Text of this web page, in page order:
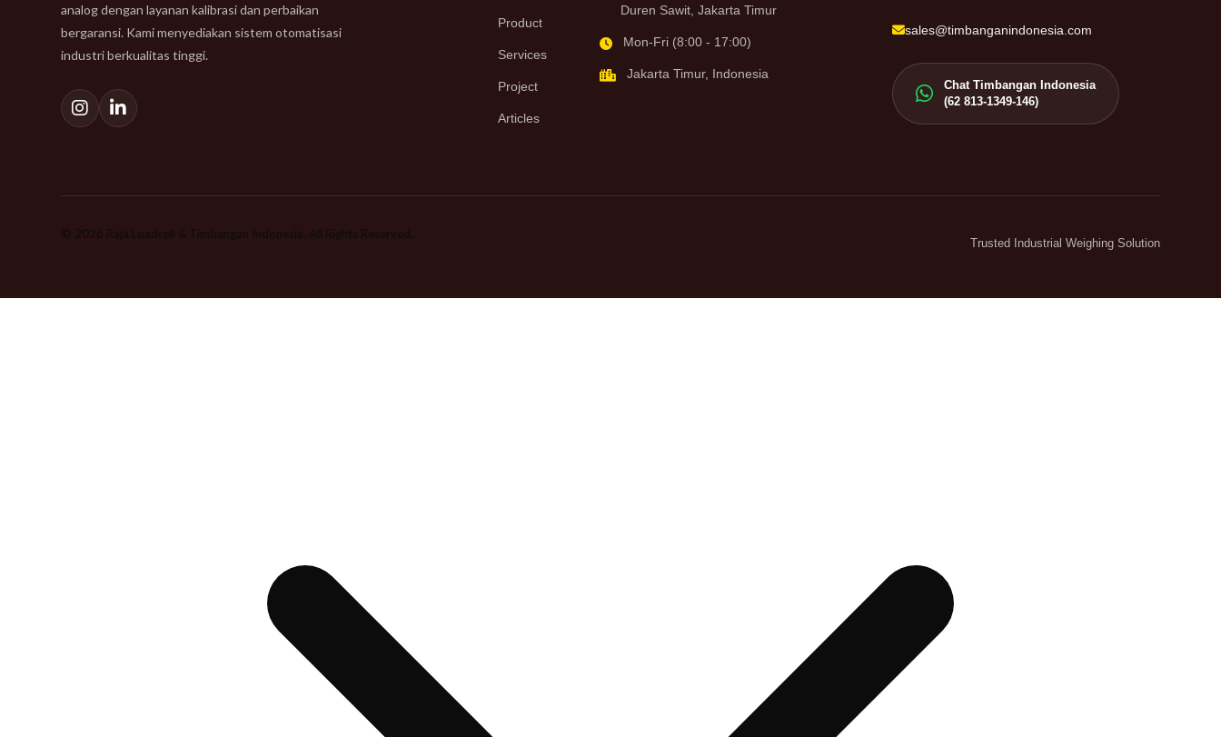
analog dengan layanan kalibrasi dan perbaikan
bergaransi. Kami menyediakan sistem otomatisasi
industri berkualitas tinggi.
Product
Services
Project
Articles
Duren Sawit, Jakarta Timur
Mon-Fri (8:00 - 17:00)
Jakarta Timur, Indonesia
sales@timbanganindonesia.com
Chat Timbangan Indonesia
(62 813-1349-146)
© 2026 Raja Loadcell & Timbangan Indonesia. All Rights Reserved.
Trusted Industrial Weighing Solution